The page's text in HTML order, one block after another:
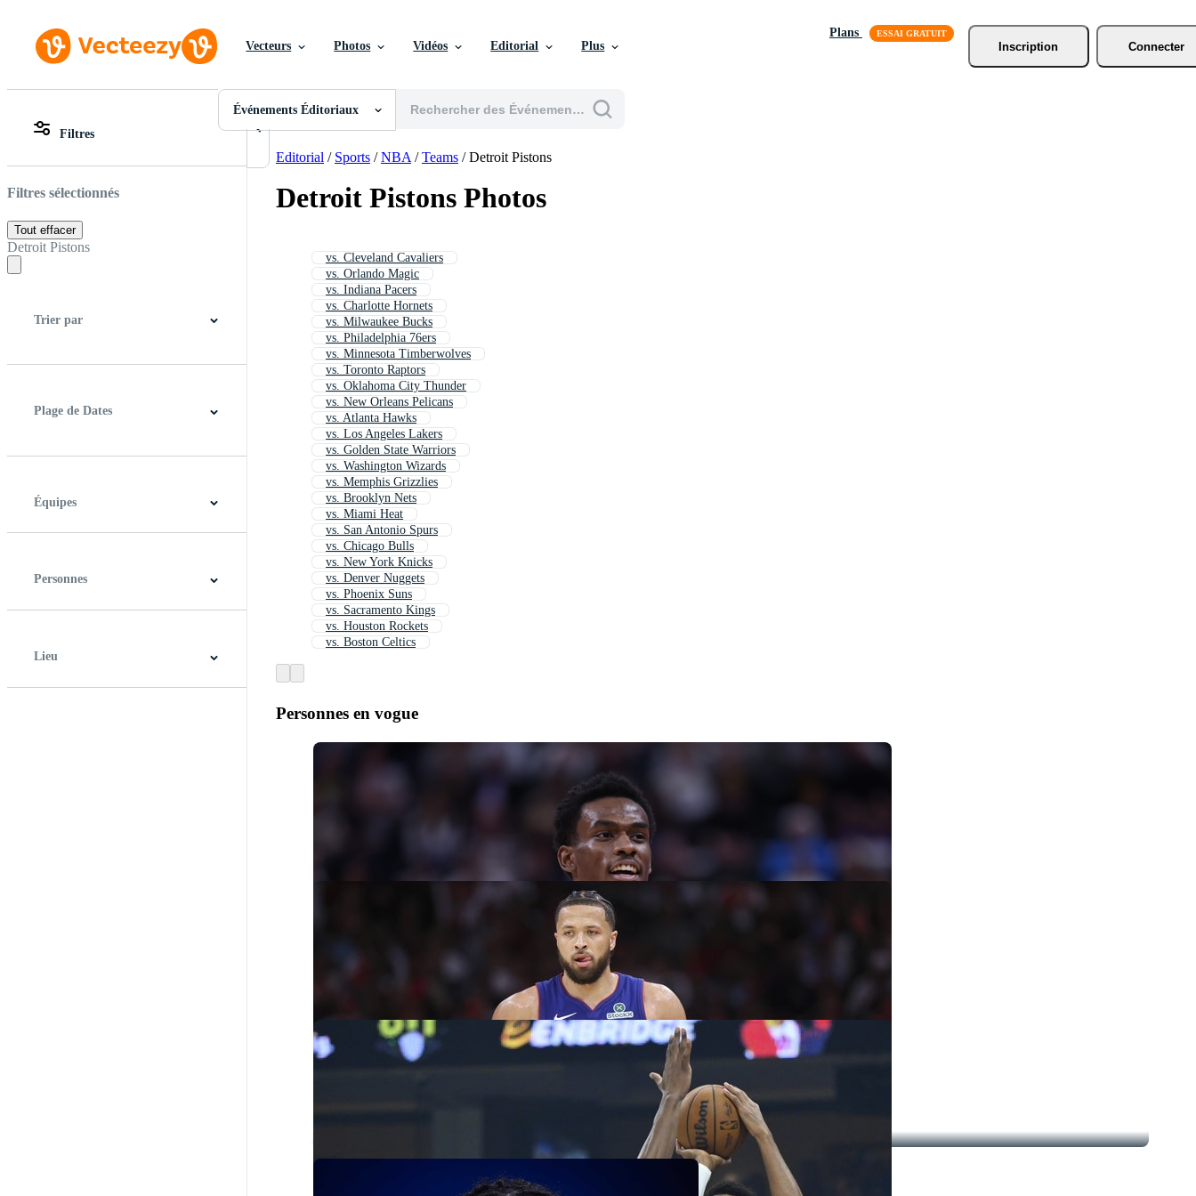
Vecteurs Photos Vidéos Editorial Plus
Plans
Inscription
Connecter
Événements Éditoriaux
PSDs
Modèles
Vecteurs
Motion graphics
Images Éditoriales
Événements Éditoriaux
Toutes Images
Photos
PNGs
PSDs
SVGs
Motion graphics
Images Éditoriales
Événements Éditoriaux
Filtres
Filtres sélectionnés
Tout effacer
Detroit Pistons
Trier par
Plage de Dates
Équipes
Personnes
Lieu
Editorial / Sports / NBA / Teams / Detroit Pistons
Detroit Pistons Photos
vs. Cleveland Cavaliers
vs. Orlando Magic
vs. Indiana Pacers
vs. Charlotte Hornets
vs. Milwaukee Bucks
vs. Philadelphia 76ers
vs. Minnesota Timberwolves
vs. Toronto Raptors
vs. Oklahoma City Thunder
vs. New Orleans Pelicans
vs. Atlanta Hawks
vs. Los Angeles Lakers
vs. Golden State Warriors
vs. Washington Wizards
vs. Memphis Grizzlies
vs. Brooklyn Nets
vs. Miami Heat
vs. San Antonio Spurs
vs. Chicago Bulls
vs. New York Knicks
vs. Denver Nuggets
vs. Phoenix Suns
vs. Sacramento Kings
vs. Houston Rockets
vs. Boston Celtics
Personnes en vogue